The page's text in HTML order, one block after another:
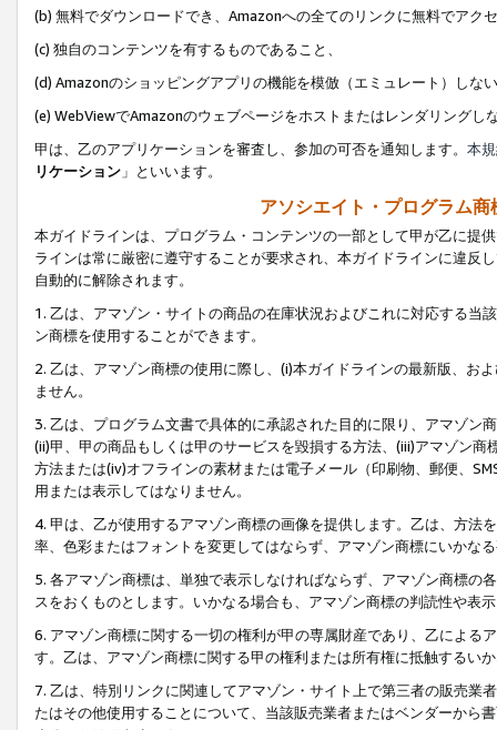
(b) 無料でダウンロードでき、Amazonへの全てのリンクに無料でアク
(c) 独自のコンテンツを有するものであること、
(d) Amazonのショッピングアプリの機能を模倣（エミュレート）しな
(e) WebViewでAmazonのウェブページをホストまたはレンダリングし
甲は、乙のアプリケーションを審査し、参加の可否を通知します。 本
リケーション 」といいます。
アソシエイト・プログラム
本ガイドラインは、プログラム・コンテンツの一部として甲が乙に提
ラインは常に厳密に遵守することが要求され、本ガイドラインに違反
自動的に解除されます。
1. 乙は、アマゾン・サイトの商品の在庫状況およびこれに対応する
ン商標を使用することができます。
2. 乙は、アマゾン商標の使用に際し、(i)本ガイドラインの最新版、お
ません。
3. 乙は、プログラム文書で具体的に承認された目的に限り、アマゾン
(ii)甲、甲の商品もしくは甲のサービスを毀損する方法、(iii)アマゾン
方法または(iv)オフラインの素材または電子メール（印刷物、郵便、
用または表示してはなりません。
4. 甲は、乙が使用するアマゾン商標の画像を提供します。乙は、方
率、色彩またはフォントを変更してはならず、アマゾン商標にいかな
5. 各アマゾン商標は、単独で表示しなければならず、アマゾン商標
スをおくものとします。いかなる場合も、アマゾン商標の判読性や表
6. アマゾン商標に関する一切の権利が甲の専属財産であり、乙による
す。乙は、アマゾン商標に関する甲の権利または所有権に抵触するい
7. 乙は、特別リンクに関連してアマゾン・サイト上で第三者の販売
たはその他使用することについて、当該販売業者またはベンダーから